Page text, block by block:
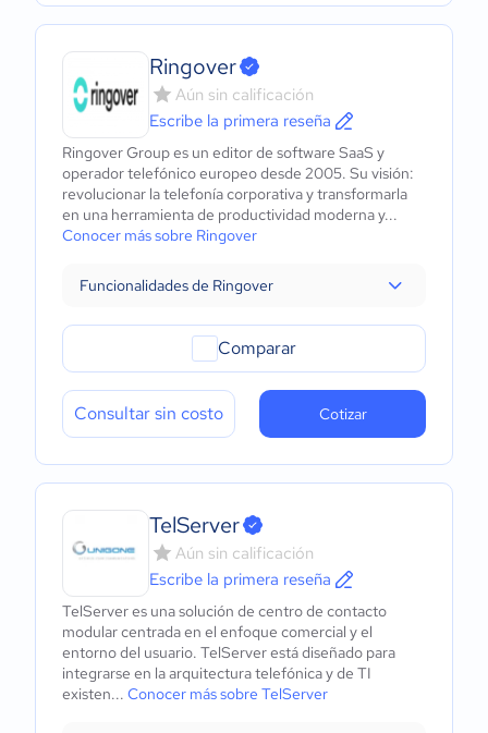
Ringover
Aún sin calificación
Escribe la primera reseña
Ringover Group es un editor de software SaaS y
operador telefónico europeo desde 2005. Su visión:
revolucionar la telefonía corporativa y transformarla
en una herramienta de productividad moderna y...
Conocer más sobre Ringover
Funcionalidades de Ringover
Comparar
Consultar sin costo Cotizar
TelServer
Aún sin calificación
Escribe la primera reseña
TelServer es una solución de centro de contacto
modular centrada en el enfoque comercial y el
entorno del usuario. TelServer está diseñado para
integrarse en la arquitectura telefónica y de TI
existen... Conocer más sobre TelServer